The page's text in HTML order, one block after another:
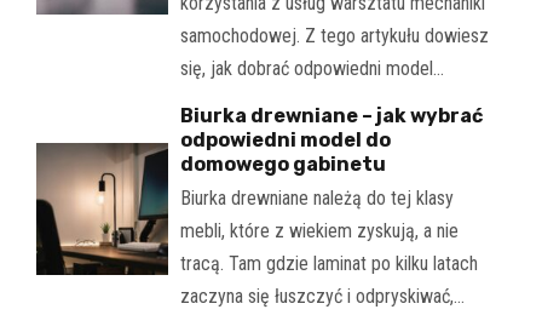
samochodowej. Z tego artykułu dowiesz
się, jak dobrać odpowiedni model…
Biurka drewniane – jak wybrać
odpowiedni model do
domowego gabinetu
Biurka drewniane należą do tej klasy
mebli, które z wiekiem zyskują, a nie
tracą. Tam gdzie laminat po kilku latach
zaczyna się łuszczyć i odpryskiwać,…